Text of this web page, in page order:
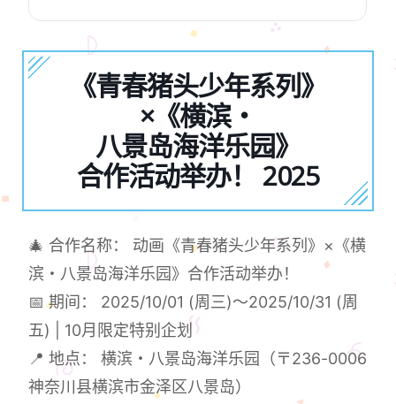
《青春猪头少年系列》
×《横滨・
八景岛海洋乐园》
合作活动举办！ 2025
🎄 合作名称： 动画《青春猪头少年系列》×《横
滨・八景岛海洋乐园》合作活动举办！
📅 期间： 2025/10/01 (周三)～2025/10/31 (周
五) | 10月限定特别企划
📍 地点： 横滨・八景岛海洋乐园（〒236-0006
神奈川县横滨市金泽区八景岛）